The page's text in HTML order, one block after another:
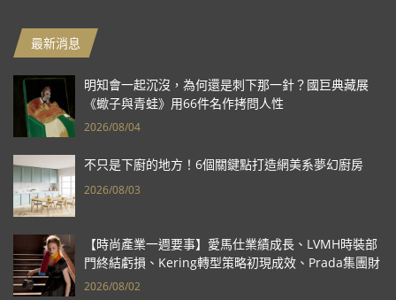
最新消息
明知會一起沉沒，為何還是刺下那一針？國巨典藏展
《蠍子與青蛙》用66件名作拷問人性
2026/08/04
不只是下廚的地方！6個關鍵點打造網美系夢幻廚房
2026/08/03
【時尚產業一週要事】愛馬仕業績成長、LVMH時裝部
門終結虧損、Kering轉型策略初現成效、Prada集團財
報亮眼
2026/08/02